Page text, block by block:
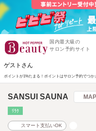
国内最大級の
サロン予約サイト
ゲストさん
ポイントが1%たまる！ ポイントはサロン予約でつか
SANSUI SAUNA MAP
ﾘﾗｸ
スマート支払いOK